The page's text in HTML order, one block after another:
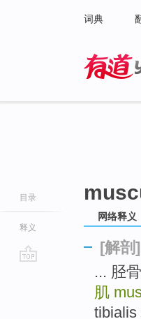
词典
目录
释义
网络释义
[解剖]
... 胫
肌
tibialis